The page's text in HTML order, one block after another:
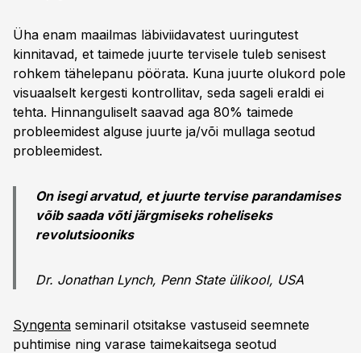
Üha enam maailmas läbiviidavatest uuringutest
kinnitavad, et taimede juurte tervisele tuleb senisest
rohkem tähelepanu pöörata. Kuna juurte olukord pole
visuaalselt kergesti kontrollitav, seda sageli eraldi ei
tehta. Hinnanguliselt saavad aga 80% taimede
probleemidest alguse juurte ja/või mullaga seotud
probleemidest.
On isegi arvatud, et juurte tervise parandamises
võib saada võti järgmiseks roheliseks
revolutsiooniks
Dr. Jonathan Lynch, Penn State ülikool, USA
Syngenta seminaril otsitakse vastuseid seemnete
puhtimise ning varase taimekaitsega seotud